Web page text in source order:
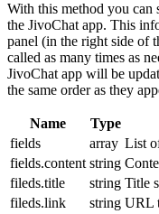
With this method you can
the JivoChat app. This
panel (in the right side of
called as many times as
JivoChat app will be
the same order as they
Name Type
fields
array List
fields.content string
fileds.title
string Title
fileds.link
string URL